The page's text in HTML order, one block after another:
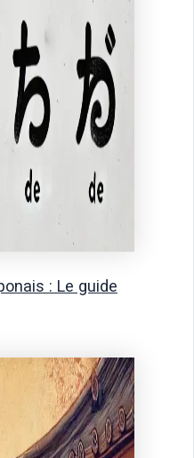
: Le guide